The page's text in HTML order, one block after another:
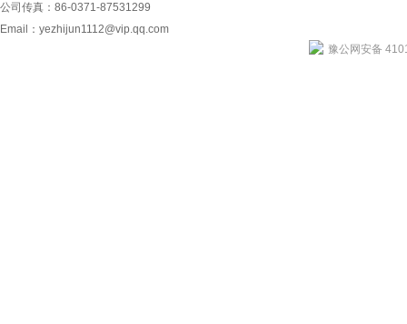
公司传真：86-0371-87531299
Email： yezhijun1112@vip.qq.com
豫公网安备